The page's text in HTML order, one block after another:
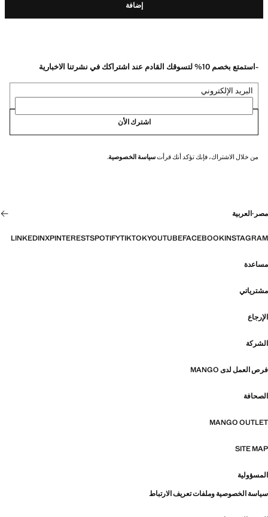
إضافة
-استمتع بخصم 10% لتسوقك القادم عند اشتراكك في نشرتنا الاخبارية
البريد الإلكتروني
اشترك الأن
من خلال الاشتراك، فإنك تؤكد أنك قرأتسياسة الخصوصية.
مصر ·العربية
INSTAGRAM
FACEBOOK
YOUTUBE
TIKTOK
SPOTIFY
PINTEREST
X
LINKEDIN
مساعدة
مشترياتي
الإرجاع
الشركة
فرص العمل لدى MANGO
الصحافة
MANGO OUTLET
SITE MAP
المسؤولية
سياسة الخصوصية وملفات تعريف الارتباط